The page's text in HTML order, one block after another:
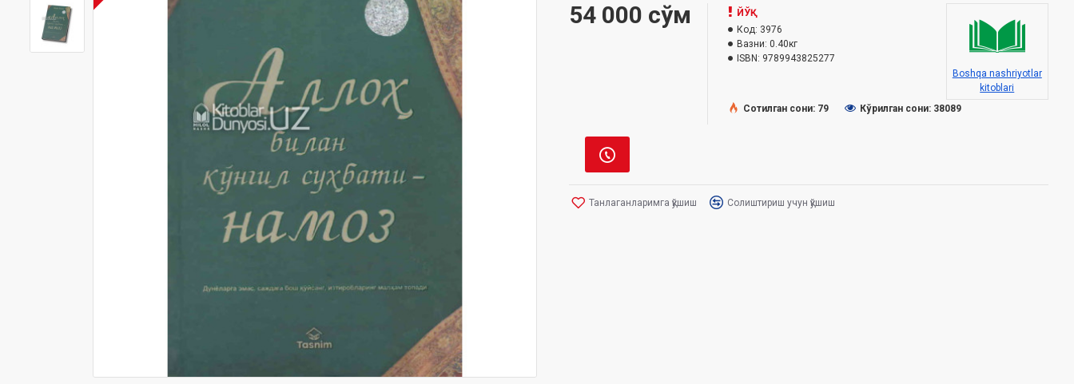
54 000 сўм
ЙЎҚ
Код: 3976
Вазни: 0.40кг
ISBN: 9789943825277
Boshqa nashriyotlar
kitoblari
Сотилган сони: 79
Кўрилган сони: 38089
Танлаганларимга қўшиш Солиштириш учун қўшиш